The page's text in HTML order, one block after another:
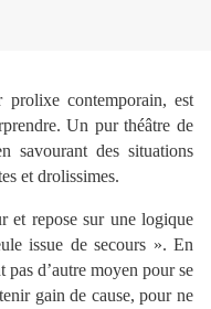
prolixe contemporain, est
Un pur théâtre de
savourant des situations
et drolissimes.
et repose sur une logique
issue de secours ». En
d’autre moyen pour se
gain de cause, pour ne